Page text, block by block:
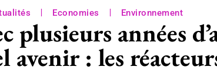
Economies Environnement
plusieurs années
: les